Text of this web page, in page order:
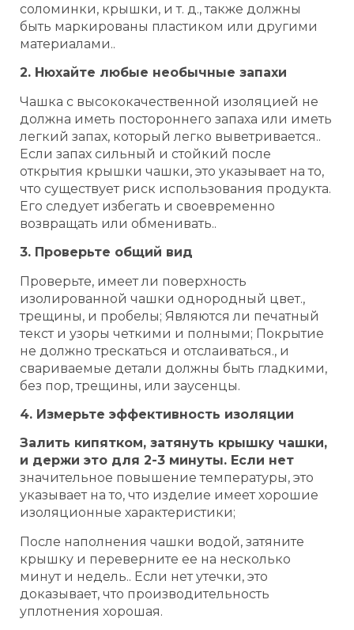
соломинки, крышки, и т. д., также должны
быть маркированы пластиком или другими
материалами..
2. Нюхайте любые необычные запахи
Чашка с высококачественной изоляцией не
должна иметь постороннего запаха или иметь
легкий запах, который легко выветривается..
Если запах сильный и стойкий после
открытия крышки чашки, это указывает на то,
что существует риск использования продукта.
Его следует избегать и своевременно
возвращать или обменивать..
3. Проверьте общий вид
Проверьте, имеет ли поверхность
изолированной чашки однородный цвет.,
трещины, и пробелы; Являются ли печатный
текст и узоры четкими и полными; Покрытие
не должно трескаться и отслаиваться., и
свариваемые детали должны быть гладкими,
без пор, трещины, или заусенцы.
4. Измерьте эффективность изоляции
Залить кипятком, затянуть крышку чашки,
и держи это для 2-3 минуты. Если нет
значительное повышение температуры, это
указывает на то, что изделие имеет хорошие
изоляционные характеристики;
После наполнения чашки водой, затяните
крышку и переверните ее на несколько
минут и недель.. Если нет утечки, это
доказывает, что производительность
уплотнения хорошая.